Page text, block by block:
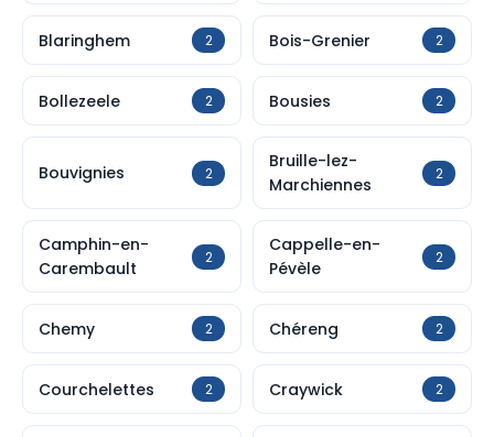
Blaringhem 2 Bois-Grenier 2
Bollezeele 2 Bousies 2
Bouvignies 2
Bruille-lez-
Marchiennes
2
Camphin-en-
Carembault
2
Cappelle-en-
Pévèle
2
Chemy 2 Chéreng 2
Courchelettes 2 Craywick 2